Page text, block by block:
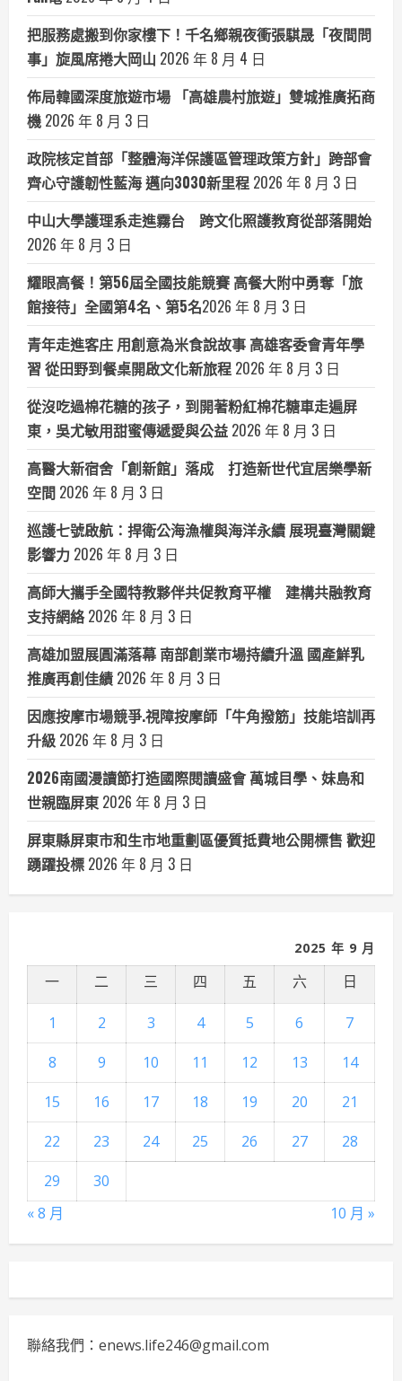
把服務處搬到你家樓下！千名鄉親夜衝張騏晟「夜間問
事」旋風席捲大岡山 2026 年 8 月 4 日
佈局韓國深度旅遊市場 「高雄農村旅遊」雙城推廣拓商
機 2026 年 8 月 3 日
政院核定首部「整體海洋保護區管理政策方針」跨部會
齊心守護韌性藍海 邁向3030新里程 2026 年 8 月 3 日
中山大學護理系走進霧台 跨文化照護教育從部落開始
2026 年 8 月 3 日
耀眼高餐！第56屆全國技能競賽 高餐大附中勇奪「旅
館接待」全國第4名、第5名​2026 年 8 月 3 日
青年走進客庄 用創意為米食說故事 高雄客委會青年學
習 從田野到餐桌開啟文化新旅程 2026 年 8 月 3 日
從沒吃過棉花糖的孩子，到開著粉紅棉花糖車走遍屏
東，吳尤敏用甜蜜傳遞愛與公益 2026 年 8 月 3 日
高醫大新宿舍「創新館」落成 打造新世代宜居樂學新
空間 2026 年 8 月 3 日
巡護七號啟航：捍衛公海漁權與海洋永續 展現臺灣關鍵
影響力 2026 年 8 月 3 日
高師大攜手全國特教夥伴共促教育平權 建構共融教育
支持網絡 2026 年 8 月 3 日
高雄加盟展圓滿落幕 南部創業市場持續升溫 國產鮮乳
推廣再創佳績 2026 年 8 月 3 日
因應按摩市場競爭.視障按摩師「牛角撥筋」技能培訓再
升級 2026 年 8 月 3 日
2026南國漫讀節打造國際閱讀盛會 萬城目學、妹島和
世親臨屏東 2026 年 8 月 3 日
屏東縣屏東市和生市地重劃區優質抵費地公開標售 歡迎
踴躍投標 2026 年 8 月 3 日
2025 年 9 月
一 二 三 四 五 六 日
1 2 3 4 5 6
7
8
9 10 11 12 13
14
15
16 17 18 19 20
21
22
23 24 25 26 27
28
29
30
« 8 月
10 月 »
聯絡我們：enews.life246@gmail.com